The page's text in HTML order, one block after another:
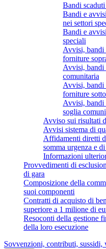
Bandi scaduti
Bandi e
nei settori
Bandi e
speciali
Avvisi, bandi
forniture
Avvisi, bandi
comunitaria
Avvisi, bandi
forniture
Avvisi, bandi
soglia
Avviso sui risultati
Avvisi sistema di
Affidamenti diretti
somma urgenza e
Informazioni
Provvedimenti di
di gara
Composizione della
suoi componenti
Contratti di acquisto di
superiore a 1 milione di
Resoconti della gestione
della loro esecuzione
Sovvenzioni, contributi, sussidi,